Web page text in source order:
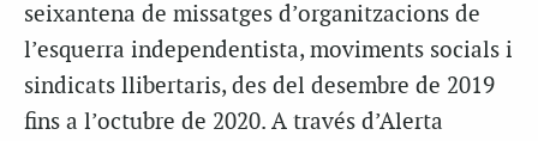
seixantena de missatges d’organitzacions de
l’esquerra independentista, moviments socials i
sindicats llibertaris, des del desembre de 2019
fins a l’octubre de 2020. A través d’Alerta